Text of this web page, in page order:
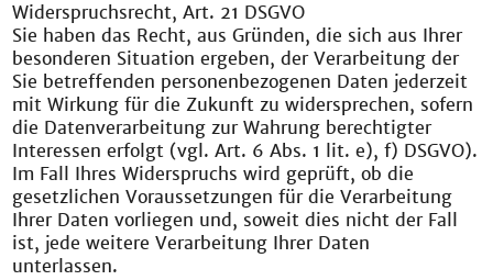
Widerspruchsrecht, Art. 21 DSGVO
Sie haben das Recht, aus Gründen, die sich aus Ihrer
besonderen Situation ergeben, der Verarbeitung der
Sie betreffenden personenbezogenen Daten jederzeit
mit Wirkung für die Zukunft zu widersprechen, sofern
die Datenverarbeitung zur Wahrung berechtigter
Interessen erfolgt (vgl. Art. 6 Abs. 1 lit. e), f) DSGVO).
Im Fall Ihres Widerspruchs wird geprüft, ob die
gesetzlichen Voraussetzungen für die Verarbeitung
Ihrer Daten vorliegen und, soweit dies nicht der Fall
ist, jede weitere Verarbeitung Ihrer Daten
unterlassen.